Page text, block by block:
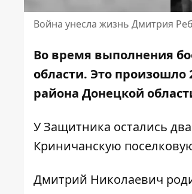
Война унесла жизнь Дмитрия
Во время выполнения
области. Это произошло
района Донецкой
У Защитника остались
Криничанскую
Дмитрий Николаевич